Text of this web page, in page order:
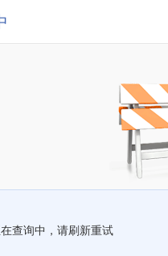
查询中，请刷新重试